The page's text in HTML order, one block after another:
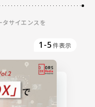
サイエンスを
1-5件表示